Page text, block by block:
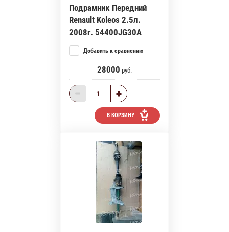
Подрамник Передний
Renault Koleos 2.5л.
2008г. 54400JG30A
Добавить к сравнению
28000 руб.
В КОРЗИНУ